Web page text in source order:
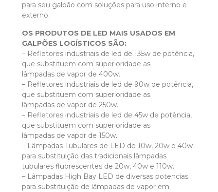
para seu galpão com soluções para uso interno e
externo.
OS PRODUTOS DE LED MAIS USADOS EM
GALPÕES LOGÍSTICOS SÃO:
– Refletores industriais de led de 135w de potência,
que substituem com superioridade as
lâmpadas de vapor de 400w.
– Refletores industriais de led de 90w de potência,
que substituem com superioridade as
lâmpadas de vapor de 250w.
– Refletores industriais de led de 45w de potência,
que substituem com superioridade as
lâmpadas de vapor de 150w.
– Lâmpadas Tubulares de LED de 10w, 20w e 40w
para substituição das tradicionais lâmpadas
tubulares fluorescentes de 20w, 40w e 110w.
– Lâmpadas High Bay LED de diversas potencias
para substituição de lâmpadas de vapor em